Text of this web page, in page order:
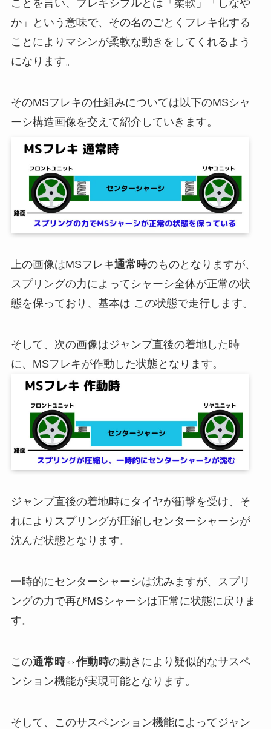
ことを言い、フレキシブルとは「柔軟」「しなや
か」という意味で、その名のごとくフレキ化する
ことによりマシンが柔軟な動きをしてくれるよう
になります。
そのMSフレキの仕組みについては以下のMSシャ
ーシ構造画像を交えて紹介していきます。
上の画像はMSフレキ通常時のものとなりますが、
スプリングの力によってシャーシ全体が正常の状
態を保っており、基本は この状態で走行します。
そして、次の画像はジャンプ直後の着地した時
に、MSフレキが作動した状態となります。
ジャンプ直後の着地時にタイヤが衝撃を受け、そ
れによりスプリングが圧縮しセンターシャーシが
沈んだ状態となります。
一時的にセンターシャーシは沈みますが、スプリ
ングの力で再びMSシャーシは正常に状態に戻りま
す。
この通常時⇔作動時の動きにより疑似的なサスペ
ンション機能が実現可能となります。
そして、このサスペンション機能によってジャン